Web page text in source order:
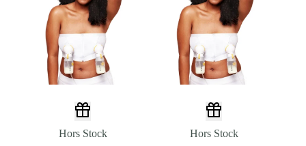
Hors Stock
Hors Stock